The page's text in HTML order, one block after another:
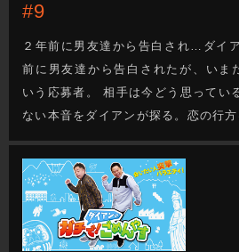
#9
２年前に男友達から告白され…ダイ
前に男友達から告白されたが、いま
いう応募者。 相手は今どう思って
ない本音をダイアンが探る。恋の行